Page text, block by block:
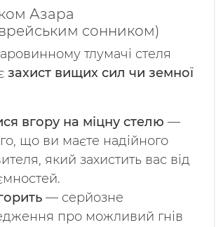
Азара
сонником)
тлумачі стеля
захист вищих сил чи земної
вгору на міцну стелю —
що ви маєте надійного
який захистить вас від
— серйозне
про можливий гнів